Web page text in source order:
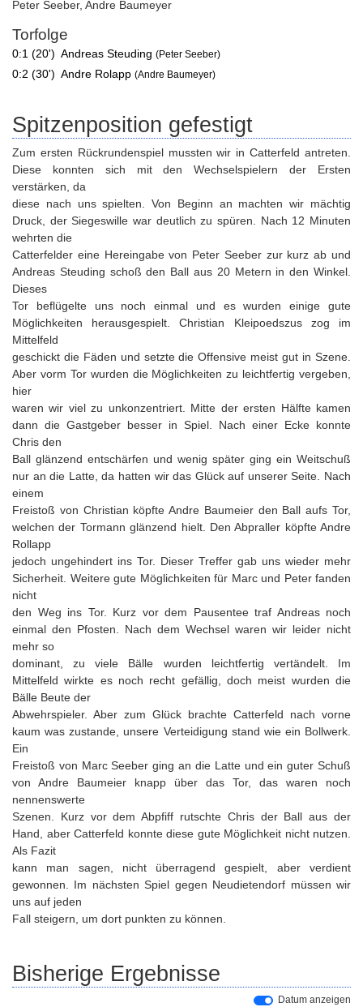
Peter Seeber, Andre Baumeyer
Torfolge
0:1 (20') Andreas Steuding (Peter Seeber)
0:2 (30') Andre Rolapp (Andre Baumeyer)
Spitzenposition gefestigt
Zum ersten Rückrundenspiel mussten wir in Catterfeld antreten.
Diese konnten sich mit den Wechselspielern der Ersten
verstärken, da
diese nach uns spielten. Von Beginn an machten wir mächtig
Druck, der Siegeswille war deutlich zu spüren. Nach 12 Minuten
wehrten die
Catterfelder eine Hereingabe von Peter Seeber zur kurz ab und
Andreas Steuding schoß den Ball aus 20 Metern in den Winkel.
Dieses
Tor beflügelte uns noch einmal und es wurden einige gute
Möglichkeiten herausgespielt. Christian Kleipoedszus zog im
Mittelfeld
geschickt die Fäden und setzte die Offensive meist gut in Szene.
Aber vorm Tor wurden die Möglichkeiten zu leichtfertig vergeben,
hier
waren wir viel zu unkonzentriert. Mitte der ersten Hälfte kamen
dann die Gastgeber besser in Spiel. Nach einer Ecke konnte
Chris den
Ball glänzend entschärfen und wenig später ging ein Weitschuß
nur an die Latte, da hatten wir das Glück auf unserer Seite. Nach
einem
Freistoß von Christian köpfte Andre Baumeier den Ball aufs Tor,
welchen der Tormann glänzend hielt. Den Abpraller köpfte Andre
Rollapp
jedoch ungehindert ins Tor. Dieser Treffer gab uns wieder mehr
Sicherheit. Weitere gute Möglichkeiten für Marc und Peter fanden
nicht
den Weg ins Tor. Kurz vor dem Pausentee traf Andreas noch
einmal den Pfosten. Nach dem Wechsel waren wir leider nicht
mehr so
dominant, zu viele Bälle wurden leichtfertig vertändelt. Im
Mittelfeld wirkte es noch recht gefällig, doch meist wurden die
Bälle Beute der
Abwehrspieler. Aber zum Glück brachte Catterfeld nach vorne
kaum was zustande, unsere Verteidigung stand wie ein Bollwerk.
Ein
Freistoß von Marc Seeber ging an die Latte und ein guter Schuß
von Andre Baumeier knapp über das Tor, das waren noch
nennenswerte
Szenen. Kurz vor dem Abpfiff rutschte Chris der Ball aus der
Hand, aber Catterfeld konnte diese gute Möglichkeit nicht nutzen.
Als Fazit
kann man sagen, nicht überragend gespielt, aber verdient
gewonnen. Im nächsten Spiel gegen Neudietendorf müssen wir
uns auf jeden
Fall steigern, um dort punkten zu können.
Bisherige Ergebnisse
Datum anzeigen